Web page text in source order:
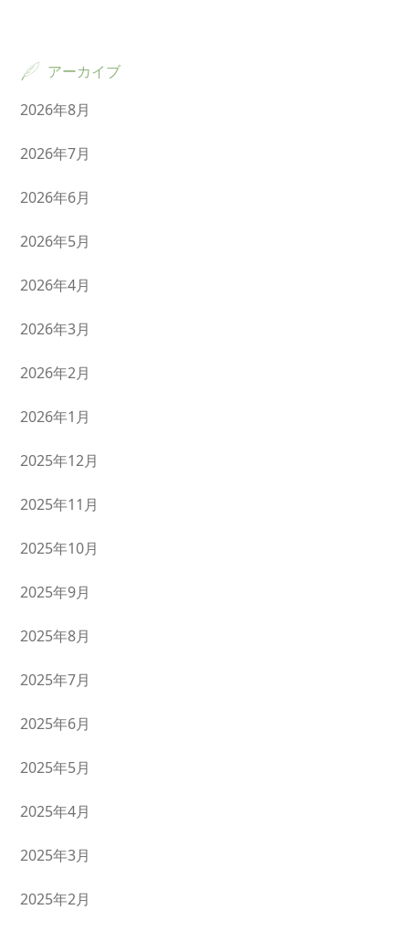
アーカイブ
2026年8月
2026年7月
2026年6月
2026年5月
2026年4月
2026年3月
2026年2月
2026年1月
2025年12月
2025年11月
2025年10月
2025年9月
2025年8月
2025年7月
2025年6月
2025年5月
2025年4月
2025年3月
2025年2月